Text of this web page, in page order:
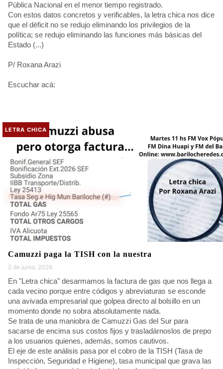
Pública Nacional en el menor tiempo registrado.
Con estos datos concretos y verificables, la letra chica nos dice
que el déficit no se redujo eliminando los privilegios de la
política; se redujo eliminando las funciones más básicas del
Estado (...)
P/ Roxana Arazi
Escuchar acá:
LETRA CHICA
Camuzzi paga la TISH con la nuestra
2 de junio, 2026
En "Letra chica" desarmamos la factura de gas que nos llega a
cada vecino porque entre códigos y abreviaturas se esconde
una avivada empresarial que golpea directo al bolsillo en un
momento donde no sobra absolutamente nada.
Se trata de una maniobra de Camuzzi Gas del Sur para
sacarse de encima sus costos fijos y trasladárnoslos de prepo
a los usuarios quienes, además, somos cautivos.
El eje de este análisis pasa por el cobro de la TISH (Tasa de
Inspección, Seguridad e Higiene), tasa municipal que grava las